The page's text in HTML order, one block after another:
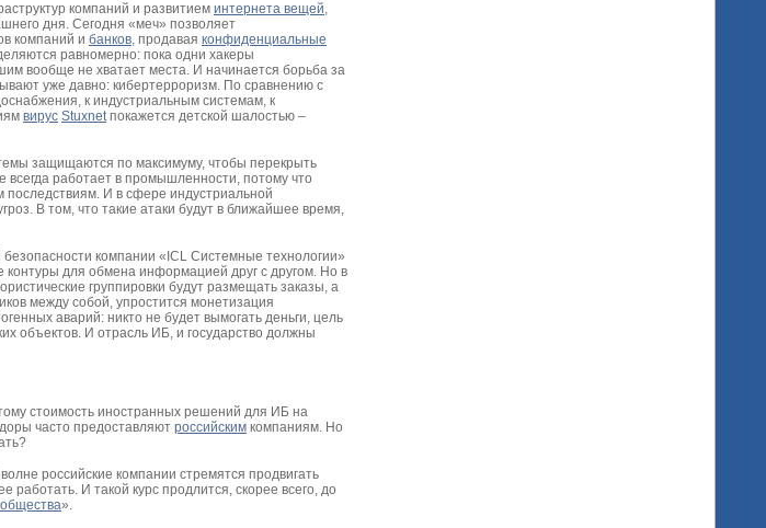
компаний и развитием интернета вещей,
дня. Сегодня «меч» позволяет
компаний и банков, продавая конфиденциальные
равномерно: пока одни хакеры
вообще не хватает места. И начинается борьба за
уже давно: кибертерроризм. По сравнению с
к индустриальным системам, к
вирус Stuxnetпокажется детской шалостью –
защищаются по максимуму, чтобы перекрыть
работает в промышленности, потому что
последствиям. И в сфере индустриальной
В том, что такие атаки будут в ближайшее время,
компании «ICL Системные технологии»
для обмена информацией друг с другом. Но в
группировки будут размещать заказы, а
между собой, упростится монетизация
аварий: никто не будет вымогать деньги, цель
объектов. И отрасль ИБ, и государство должны
стоимость иностранных решений для ИБ на
часто предоставляют российским компаниям. Но
российские компании стремятся продвигать
работать. И такой курс продлится, скорее всего, до
».